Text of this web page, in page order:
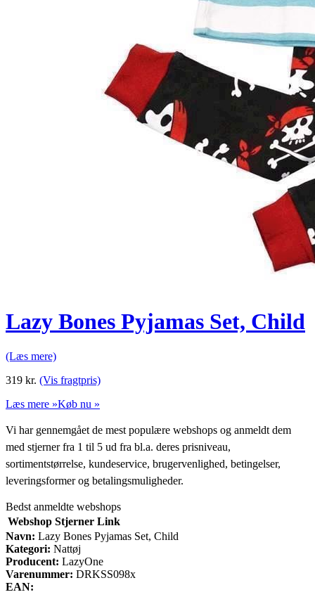
Lazy Bones Pyjamas Set, Child
(Læs mere)
319 kr. (Vis fragtpris)
Læs mere »Køb nu »
Vi har gennemgået de mest populære webshops og anmeldt dem
med stjerner fra 1 til 5 ud fra bl.a. deres prisniveau,
sortimentstørrelse, kundeservice, brugervenlighed, betingelser,
leveringsformer og betalingsmuligheder.
Bedst anmeldte webshops
Webshop Stjerner Link
Navn: Lazy Bones Pyjamas Set, Child
Kategori: Nattøj
Producent: LazyOne
Varenummer: DRKSS098x
EAN: